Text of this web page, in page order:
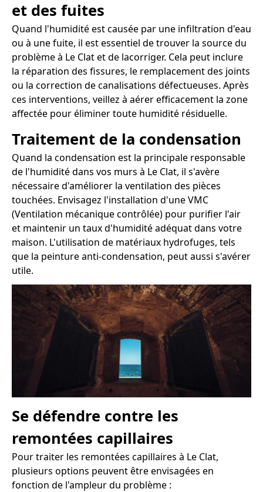
et des fuites
Quand l'humidité est causée par une infiltration d'eau
ou à une fuite, il est essentiel de trouver la source du
problème à Le Clat et de lacorriger. Cela peut inclure
la réparation des fissures, le remplacement des joints
ou la correction de canalisations défectueuses. Après
ces interventions, veillez à aérer efficacement la zone
affectée pour éliminer toute humidité résiduelle.
Traitement de la condensation
Quand la condensation est la principale responsable
de l'humidité dans vos murs à Le Clat, il s'avère
nécessaire d'améliorer la ventilation des pièces
touchées. Envisagez l'installation d'une VMC
(Ventilation mécanique contrôlée) pour purifier l'air
et maintenir un taux d'humidité adéquat dans votre
maison. L'utilisation de matériaux hydrofuges, tels
que la peinture anti-condensation, peut aussi s'avérer
utile.
Se défendre contre les
remontées capillaires
Pour traiter les remontées capillaires à Le Clat,
plusieurs options peuvent être envisagées en
fonction de l'ampleur du problème :